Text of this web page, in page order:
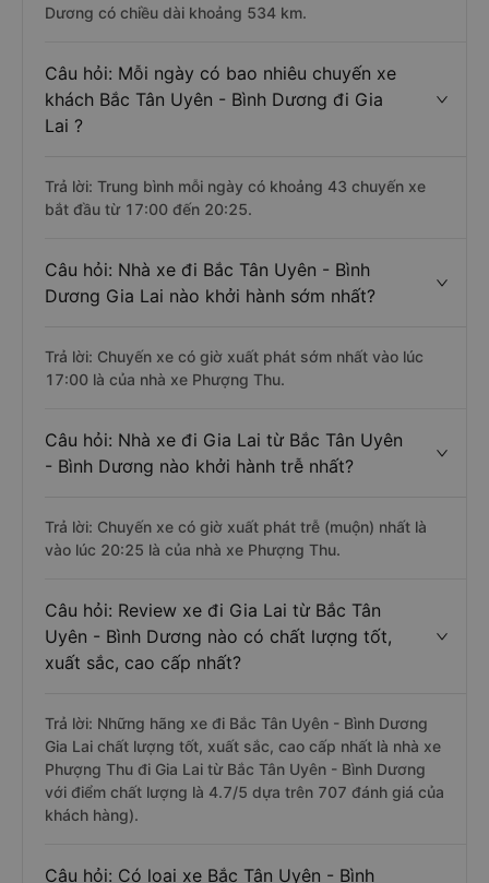
Dương có chiều dài khoảng 534 km.
Câu hỏi: Mỗi ngày có bao nhiêu chuyến xe
khách Bắc Tân Uyên - Bình Dương đi Gia
Lai ?
Trả lời: Trung bình mỗi ngày có khoảng 43 chuyến xe
bắt đầu từ 17:00 đến 20:25.
Câu hỏi: Nhà xe đi Bắc Tân Uyên - Bình
Dương Gia Lai nào khởi hành sớm nhất?
Trả lời: Chuyến xe có giờ xuất phát sớm nhất vào lúc
17:00 là của nhà xe Phượng Thu.
Câu hỏi: Nhà xe đi Gia Lai từ Bắc Tân Uyên
- Bình Dương nào khởi hành trễ nhất?
Trả lời: Chuyến xe có giờ xuất phát trễ (muộn) nhất là
vào lúc 20:25 là của nhà xe Phượng Thu.
Câu hỏi: Review xe đi Gia Lai từ Bắc Tân
Uyên - Bình Dương nào có chất lượng tốt,
xuất sắc, cao cấp nhất?
Trả lời: Những hãng xe đi Bắc Tân Uyên - Bình Dương
Gia Lai chất lượng tốt, xuất sắc, cao cấp nhất là nhà xe
Phượng Thu đi Gia Lai từ Bắc Tân Uyên - Bình Dương
với điểm chất lượng là 4.7/5 dựa trên 707 đánh giá của
khách hàng).
Câu hỏi: Có loại xe Bắc Tân Uyên - Bình